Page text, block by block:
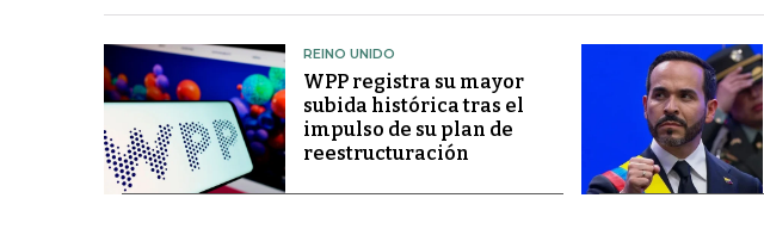
REINO UNIDO
WPP registra su mayor
subida histórica tras el
impulso de su plan de
reestructuración